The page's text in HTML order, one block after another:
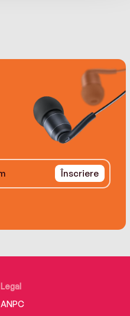
Înscriere
Legal
ANPC